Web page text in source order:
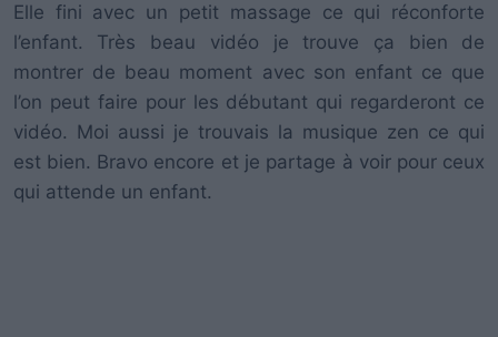
Elle fini avec un petit massage ce qui réconforte
l’enfant. Très beau vidéo je trouve ça bien de
montrer de beau moment avec son enfant ce que
l’on peut faire pour les débutant qui regarderont ce
vidéo. Moi aussi je trouvais la musique zen ce qui
est bien. Bravo encore et je partage à voir pour ceux
qui attende un enfant.